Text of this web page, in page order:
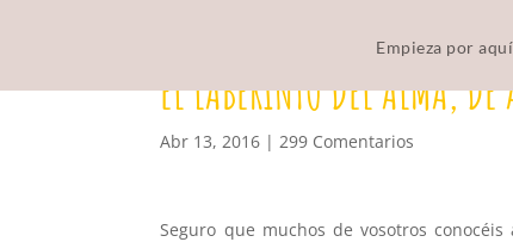
Empieza por aquí
EL LABERINTO DEL ALMA,
Abr 13, 2016 |299 Comentarios
Seguro que muchos de vosotros